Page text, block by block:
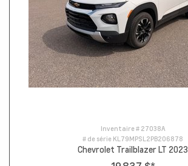
Inventaire # 27038A
# de série KL79MPSL2PB206878
Chevrolet Trailblazer LT 2023